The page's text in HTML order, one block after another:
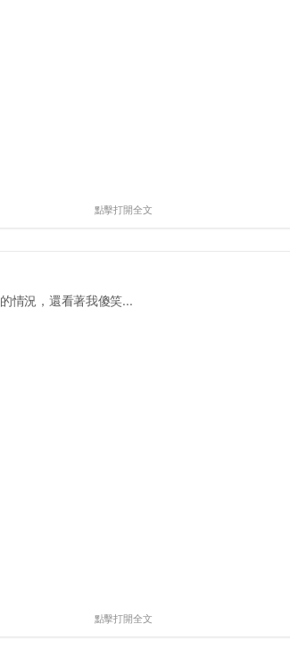
點擊打開全文
情況，還看著我傻笑...
點擊打開全文